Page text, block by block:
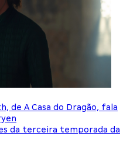
de A Casa do Dragão, fala
da terceira temporada da